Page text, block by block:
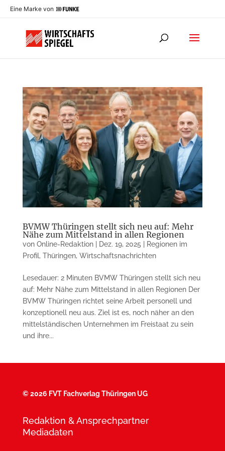
Eine Marke von
BVMW Thüringen stellt sich neu auf: Mehr
Nähe zum Mittelstand in allen Regionen
von Online-Redaktion| Dez. 19, 2025
Regionen im
Profil, Thüringen, Wirtschaftsnachrichten
Lesedauer: 2 Minuten BVMW Thüringen stellt sich neu
auf: Mehr Nähe zum Mittelstand in allen Regionen Der
BVMW Thüringen richtet seine Arbeit personell und
konzeptionell neu aus. Ziel ist es, noch näher an den
mittelständischen Unternehmen im Freistaat zu sein
und ihre...
©2026 FVT Fachverlag Thüringen UG
Redaktion & Ansprechpartner
Mediadaten